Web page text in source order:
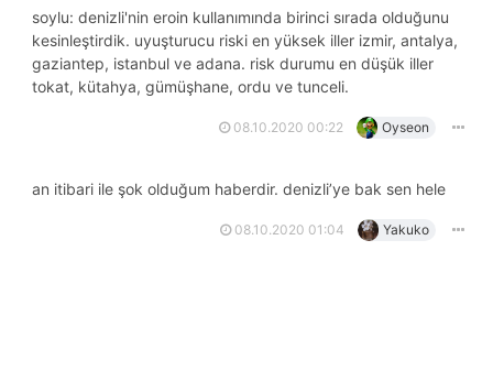
soylu: denizli'nin eroin kullanımında birinci sırada olduğunu
kesinleştirdik. uyuşturucu riski en yüksek iller i̇zmir, antalya,
gaziantep, i̇stanbul ve adana. risk durumu en düşük iller
tokat, kütahya, gümüşhane, ordu ve tunceli.
08.10.2020 00:22 Oyseon
an itibari ile şok olduğum haberdir. denizli’ye bak sen hele
08.10.2020 01:04 Yakuko